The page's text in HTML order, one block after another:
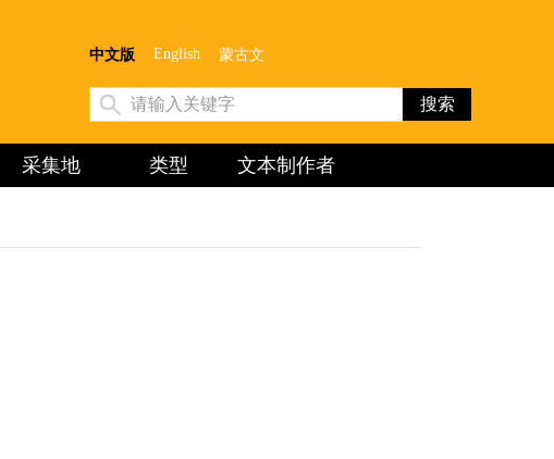
中文版 English 蒙古文
采集地 类型 文本制作者